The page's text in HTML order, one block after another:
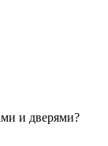
и дверями?